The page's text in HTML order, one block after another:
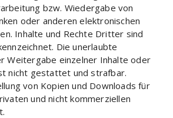
bzw. Wiedergabe von
oder anderen elektronischen
Inhalte und Rechte Dritter sind
Die unerlaubte
Weitergabe einzelner Inhalte oder
nicht gestattet und strafbar.
von Kopien und Downloads für
und nicht kommerziellen